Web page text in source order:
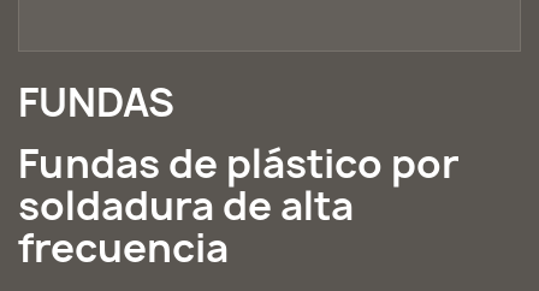
FUNDAS
Fundas de plástico por
soldadura de alta
frecuencia